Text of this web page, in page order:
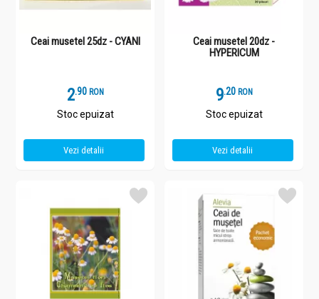
Ceai musetel 25dz - CYANI
2.9 RON
Stoc epuizat
Vezi detalii
Ceai musetel 20dz -
HYPERICUM
9.2 RON
Stoc epuizat
Vezi detalii